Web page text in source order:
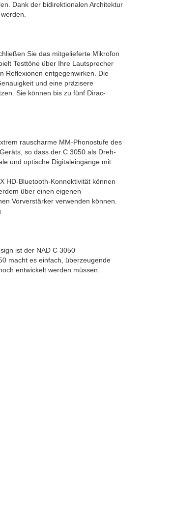
Dank der bidirektionalen Architektur
Sie das mitgelieferte Mikrofon
Testtöne über Ihre Lautsprecher
Reflexionen entgegenwirken. Die
und eine präzisere
Sie können bis zu fünf Dirac-
rauscharme MM-Phonostufe des
so dass der C 3050 als Dreh-
und optische Digitaleingänge mit
HD-Bluetooth-Konnektivität können
über einen eigenen
Vorverstärker verwenden können.
ist der NAD C 3050
macht es einfach, überzeugende
entwickelt werden müssen.